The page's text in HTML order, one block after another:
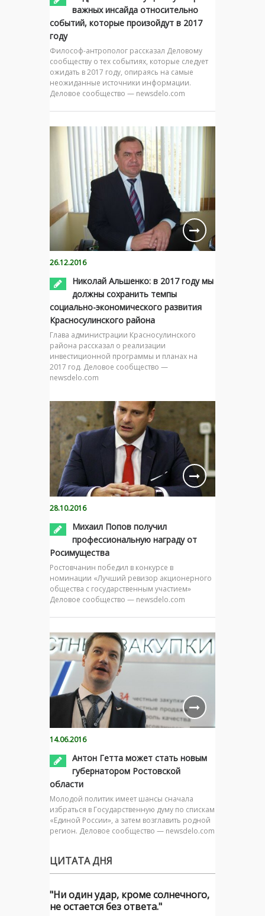
важных инсайда относительно
событий, которые произойдут в 2017
году
Философ-антрополог рассказал Деловому
сообществу о тех событиях, которые следует
ожидать в 2017 году, опираясь на самые
неожиданные источники информации.
Деловое сообщество — newsdelo.com
26.12.2016
Николай Альшенко: в 2017 году мы
должны сохранить темпы
социально-экономического развития
Красносулинского района
Глава администрации Красносулинского
района рассказал о реализации
инвестиционной программы и планах на
2017 год. Деловое сообщество —
newsdelo.com
28.10.2016
Михаил Попов получил
профессиональную награду от
Росимущества
Ростовчанин победил в конкурсе в
номинации «Лучший ревизор акционерного
общества с государственным участием»
Деловое сообщество — newsdelo.com
14.06.2016
Антон Гетта может стать новым
губернатором Ростовской
области
Молодой политик имеет шансы сначала
избраться в Государственную думу по спискам
«Единой России», а затем возглавить родной
регион. Деловое сообщество — newsdelo.com
ЦИТАТА ДНЯ
"Ни один удар, кроме солнечного,
не остается без ответа."